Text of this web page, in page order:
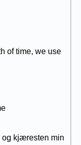
of time, we use
og kjæresten min